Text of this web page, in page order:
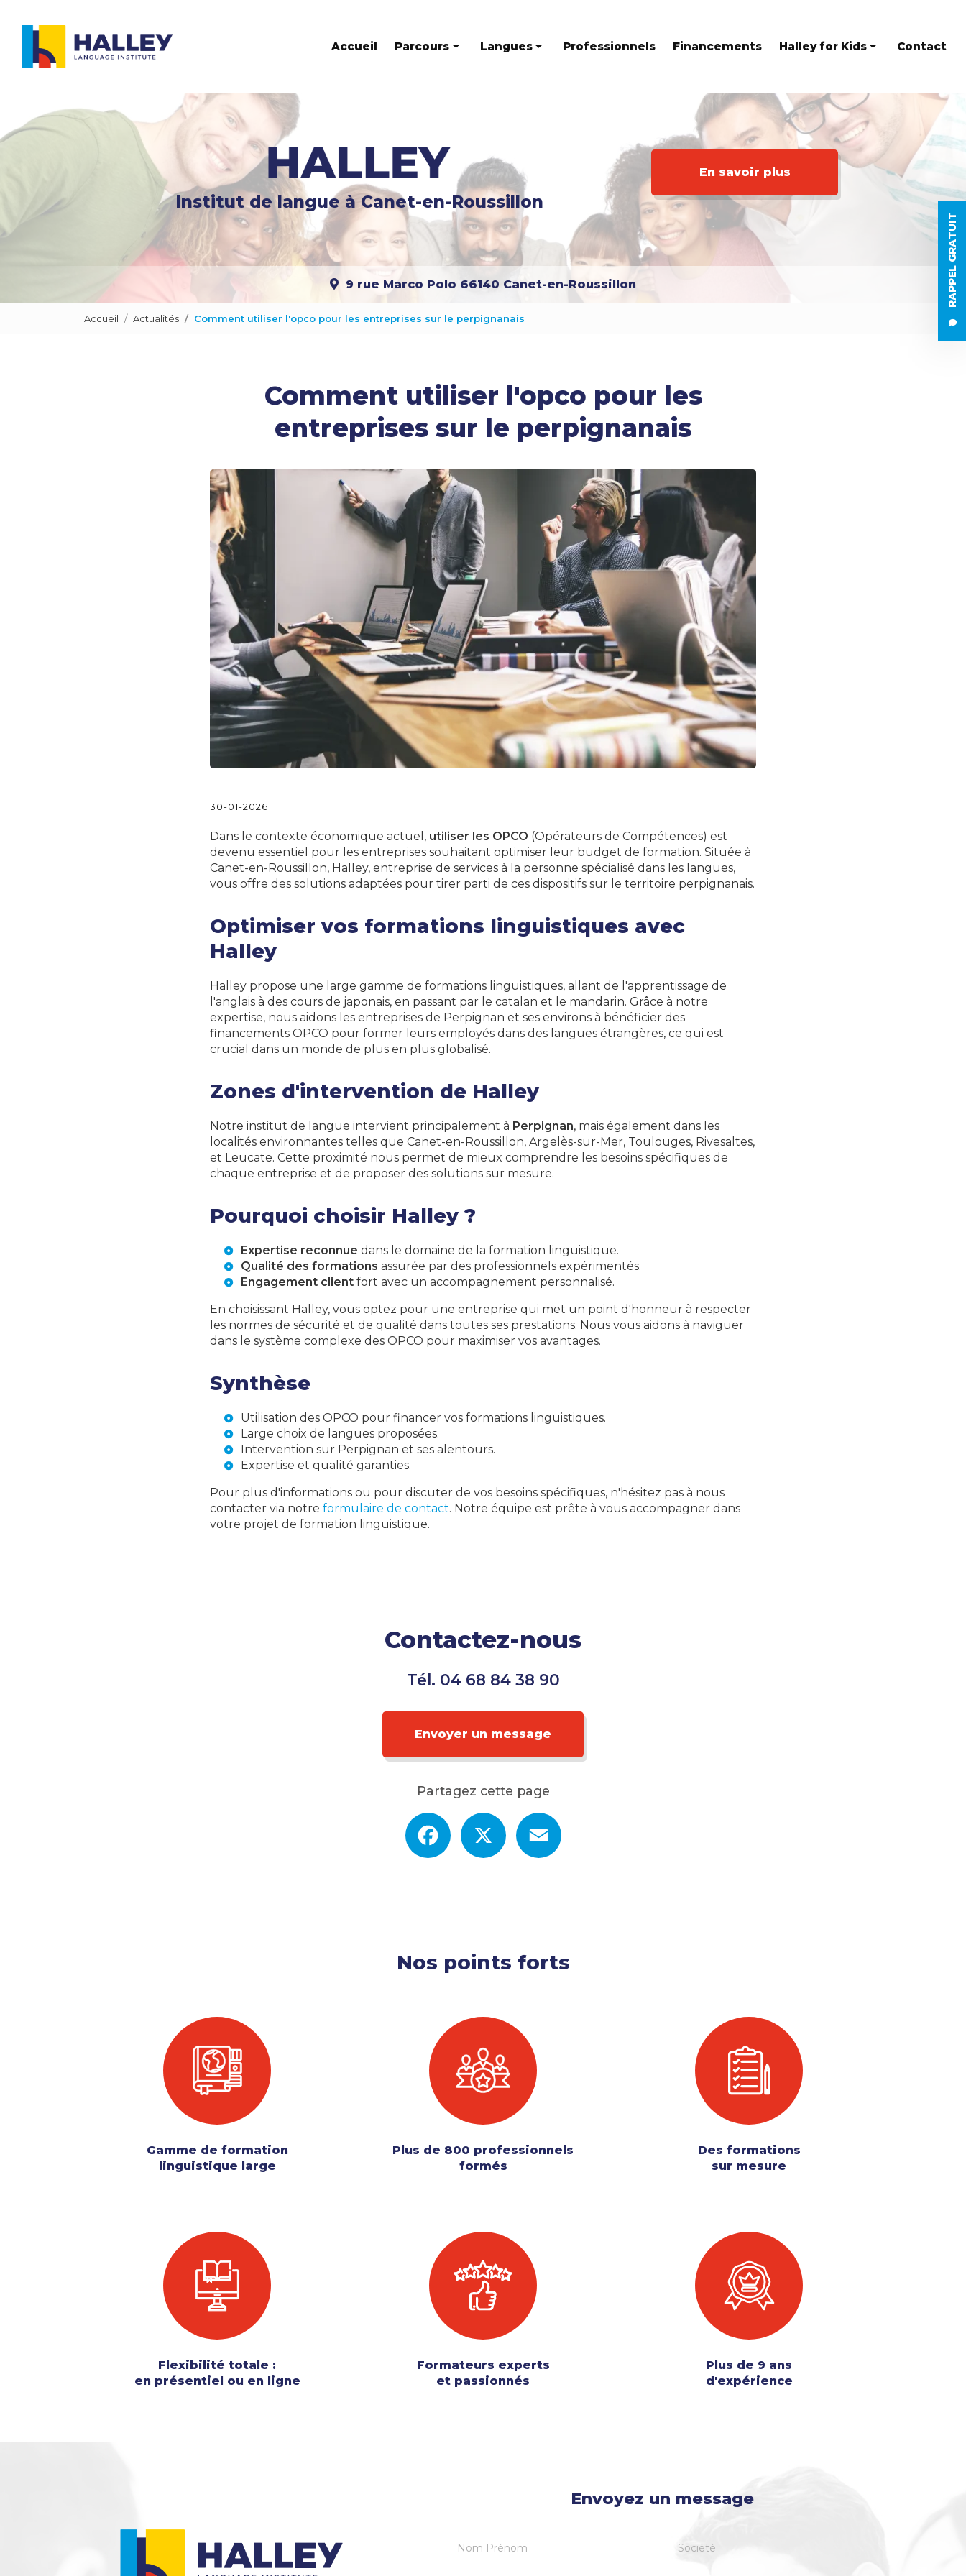
principal
RAPPEL GRATUIT
Accueil Parcours
Parcours en groupe
Langues
Espagnol
Allemand
Italien
Russe
Catalan
Portugais
Chinois
Polonais
Roumain
Philippin
Arménien
Professionnels Financements Halley for Kids
Eveil en anglais
Stages
Kids at home
Contact
Institut de langue à Canet-en-Roussillon
En savoir plus
9 rue Marco Polo 66140 Canet-en-Roussillon
Accueil Actualités Comment utiliser l'opco pour les entreprises sur le perpignanais
Comment utiliser l'opco pour les
entreprises sur le perpignanais
30-01-2026
Dans le contexte économique actuel, utiliser les OPCO (Opérateurs de Compétences) est
devenu essentiel pour les entreprises souhaitant optimiser leur budget de formation. Située à
Canet-en-Roussillon, Halley, entreprise de services à la personne spécialisé dans les langues,
vous offre des solutions adaptées pour tirer parti de ces dispositifs sur le territoire perpignanais.
Optimiser vos formations linguistiques avec
Halley
Halley propose une large gamme de formations linguistiques, allant de l'apprentissage de
l'anglais à des cours de japonais, en passant par le catalan et le mandarin. Grâce à notre
expertise, nous aidons les entreprises de Perpignan et ses environs à bénéficier des
financements OPCO pour former leurs employés dans des langues étrangères, ce qui est
crucial dans un monde de plus en plus globalisé.
Zones d'intervention de Halley
Notre institut de langue intervient principalement à Perpignan, mais également dans les
localités environnantes telles que Canet-en-Roussillon, Argelès-sur-Mer, Toulouges, Rivesaltes,
et Leucate. Cette proximité nous permet de mieux comprendre les besoins spécifiques de
chaque entreprise et de proposer des solutions sur mesure.
Pourquoi choisir Halley ?
Expertise reconnue dans le domaine de la formation linguistique.
Qualité des formations assurée par des professionnels expérimentés.
Engagement client fort avec un accompagnement personnalisé.
En choisissant Halley, vous optez pour une entreprise qui met un point d'honneur à respecter
les normes de sécurité et de qualité dans toutes ses prestations. Nous vous aidons à naviguer
dans le système complexe des OPCO pour maximiser vos avantages.
Synthèse
Utilisation des OPCO pour financer vos formations linguistiques.
Large choix de langues proposées.
Intervention sur Perpignan et ses alentours.
Expertise et qualité garanties.
Pour plus d'informations ou pour discuter de vos besoins spécifiques, n'hésitez pas à nous
contacter via notre formulaire de contact. Notre équipe est prête à vous accompagner dans
votre projet de formation linguistique.
Contactez-nous
Tél. 04 68 84 38 90
Envoyer un message
Partagez cette page
Facebook
Nos points forts
Gamme de formation
linguistique large
Plus de 800 professionnels
formés
Des formations
sur mesure
Flexibilité totale :
en présentiel ou en ligne
Formateurs experts
et passionnés
Plus de 9 ans
d'expérience
Envoyez un message